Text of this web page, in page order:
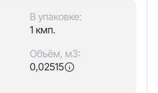
В упаковке:
1 кмп.
Объём, м3:
0,02515